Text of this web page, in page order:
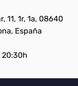
11, 1r, 1a, 08640
España
20:30h